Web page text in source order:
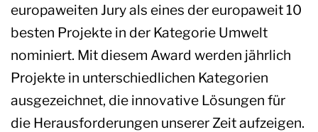
europaweiten Jury als eines der europaweit 10
besten Projekte in der Kategorie Umwelt
nominiert. Mit diesem Award werden jährlich
Projekte in unterschiedlichen Kategorien
ausgezeichnet, die innovative Lösungen für
die Herausforderungen unserer Zeit aufzeigen.